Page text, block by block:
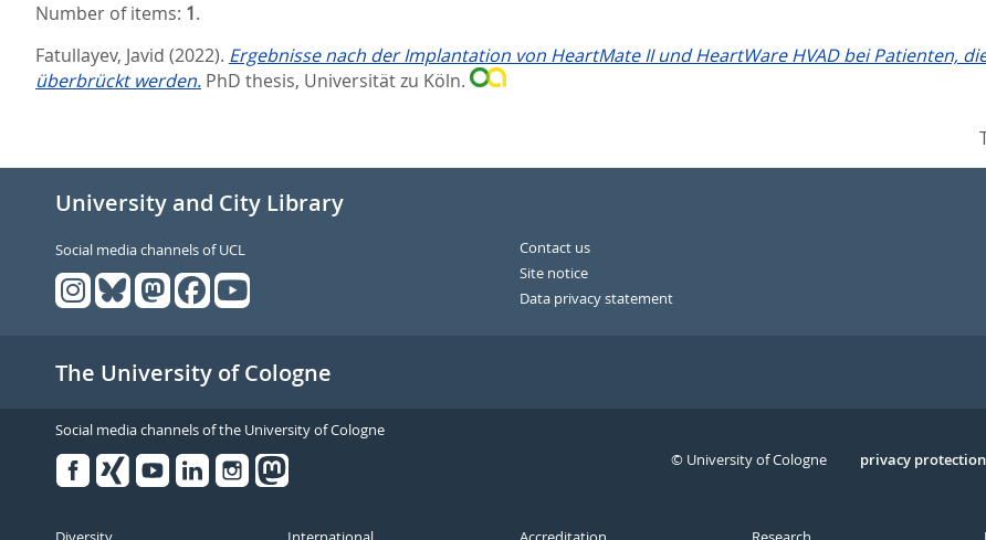
Number of items: 1.
Fatullayev, Javid (2022). Ergebnisse nach der Implantation von HeartMate II und HeartWare HVAD bei Patienten,
überbrückt werden. PhD thesis, Universität zu Köln.
University and City Library
Social media channels of UCL
Contact us
Site notice
Data privacy statement
The University of Cologne
Social media channels of the University of Cologne
Serivce
privacy
© University of Cologne